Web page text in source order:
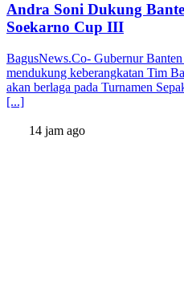
Andra Soni Dukung
Soekarno Cup III
BagusNews.Co- Gubernur
mendukung keberangkatan Tim
akan berlaga pada Turnamen
[...]
14 jam ago